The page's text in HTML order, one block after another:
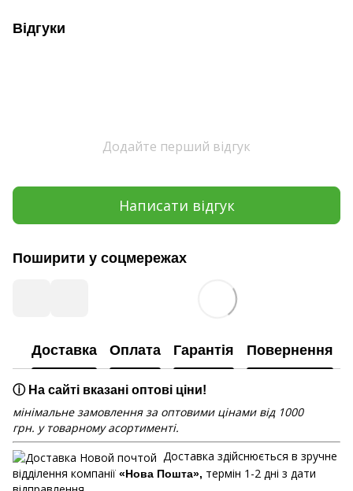
Відгуки
Додайте перший відгук
Написати відгук
Поширити у соцмережах
Доставка Оплата Гарантія Повернення
ⓘ На сайті вказані оптові ціни!
мінімальне замовлення за оптовими цінами від 1000
грн. у товарному асортименті.
Доставка здійснюється в зручне
відділення компанії «Нова Пошта», термін 1-2 дні з дати